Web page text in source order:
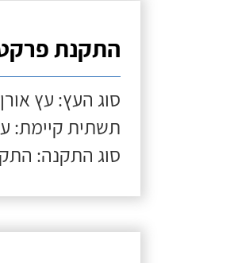
התקנת
סוג העץ: עץ אורן
תשתית קיימת:
סוג התקנה: